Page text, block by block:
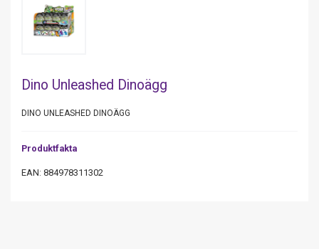
Dino Unleashed Dinoägg
DINO UNLEASHED DINOÄGG
Produktfakta
EAN: 884978311302